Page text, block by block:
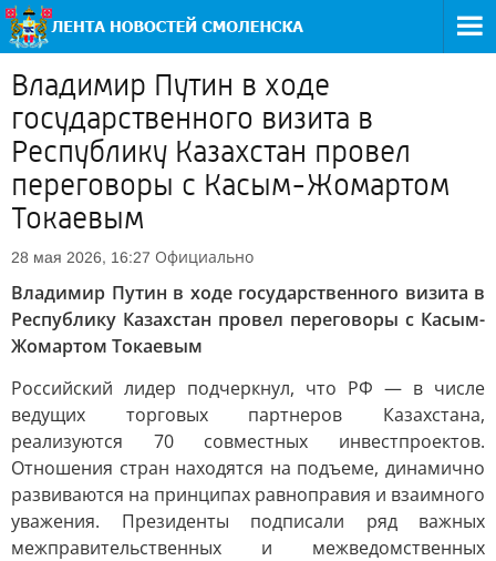
Владимир Путин в ходе
государственного визита в
Республику Казахстан провел
переговоры с Касым-Жомартом
Токаевым
28 мая 2026, 16:27 Официально
Владимир Путин в ходе государственного визита в
Республику Казахстан провел переговоры с Касым-
Жомартом Токаевым
Российский лидер подчеркнул, что РФ — в числе
ведущих торговых партнеров Казахстана,
реализуются 70 совместных инвестпроектов.
Отношения стран находятся на подъеме, динамично
развиваются на принципах равноправия и взаимного
уважения. Президенты подписали ряд важных
межправительственных и межведомственных